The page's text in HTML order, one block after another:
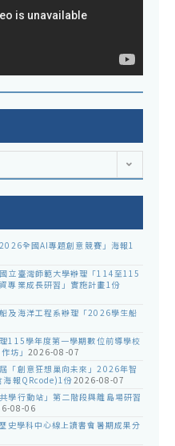
全國AI專題創意競賽」海報1
立臺灣師範大學辦理「114至115
專業成長研習」實施計畫1份
及海洋工程系辦理「2026學生船
115學年度第一學期數位前導學校
坊」 2026-08-07
「創意狂想巢向未來」2026年智
海報QRcode)1份2026-08-07
學行動站」第二階段與離島場研習
08-06
史學科中心線上讀書會暑期成果分